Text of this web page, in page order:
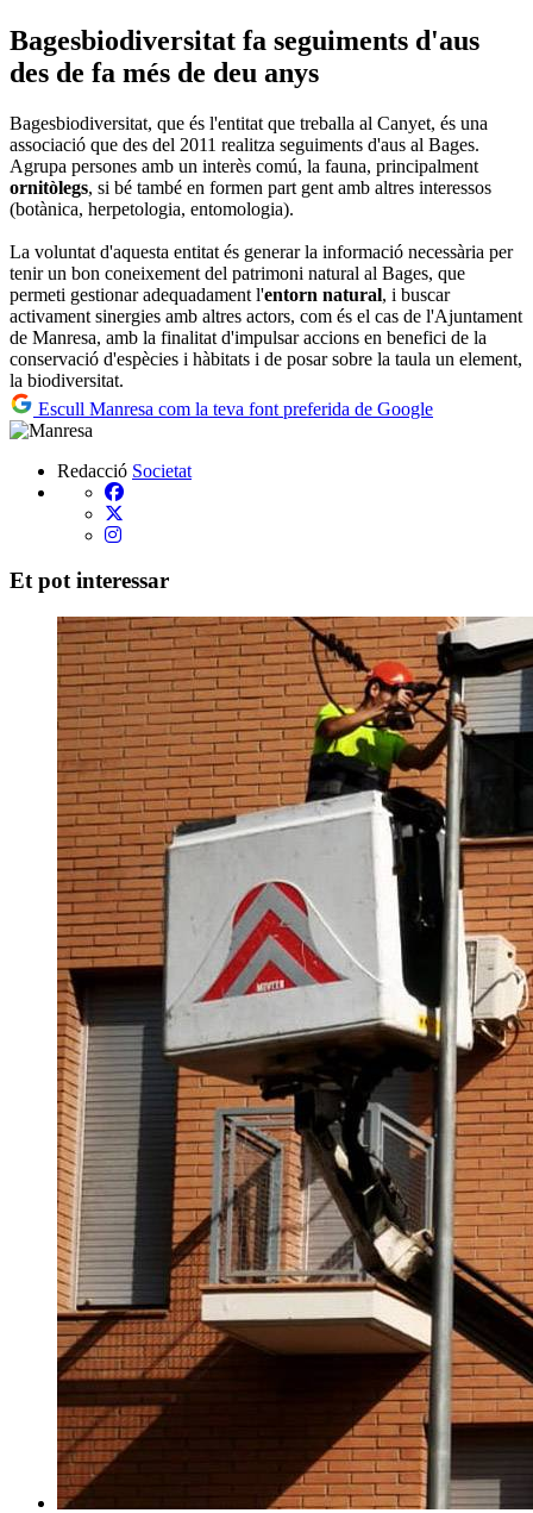
Bagesbiodiversitat fa seguiments d'aus
des de fa més de deu anys
Bagesbiodiversitat, que és l'entitat que treballa al Canyet, és una
associació que des del 2011 realitza seguiments d'aus al Bages.
Agrupa persones amb un interès comú, la fauna, principalment
ornitòlegs, si bé també en formen part gent amb altres interessos
(botànica, herpetologia, entomologia).
La voluntat d'aquesta entitat és generar la informació necessària per
tenir un bon coneixement del patrimoni natural al Bages, que
permeti gestionar adequadament l'entorn natural, i buscar
activament sinergies amb altres actors, com és el cas de l'Ajuntament
de Manresa, amb la finalitat d'impulsar accions en benefici de la
conservació d'espècies i hàbitats i de posar sobre la taula un element,
la biodiversitat.
Escull Manresa com la teva font preferida de Google
Redacció Societat
Et pot interessar